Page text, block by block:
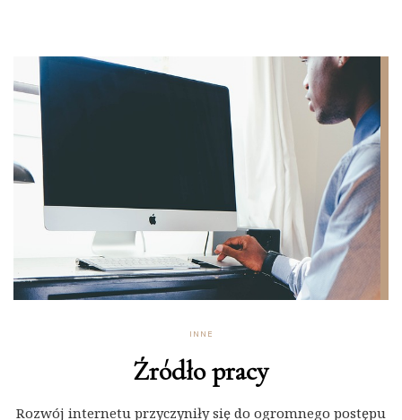
INNE
Źródło pracy
Rozwój internetu przyczyniły się do ogromnego postępu